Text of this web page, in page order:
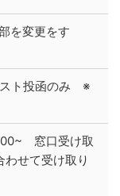
を変更をす
ト投函のみ ※
窓口受け取
せて受け取り